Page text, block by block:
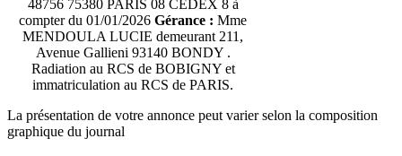
48756 75380 PARIS 08 CEDEX 8 à
compter du 01/01/2026 Gérance : Mme
MENDOULA LUCIE demeurant 211,
Avenue Gallieni 93140 BONDY .
Radiation au RCS de BOBIGNY et
immatriculation au RCS de PARIS.
La présentation de votre annonce peut varier selon la composition
graphique du journal